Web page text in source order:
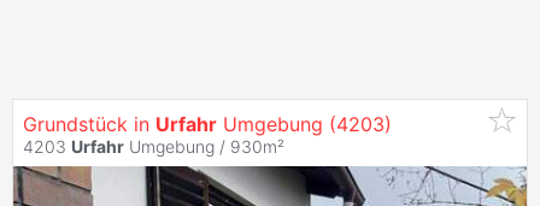
Grundstück in Urfahr Umgebung (4203)
4203 Urfahr Umgebung / 930m²